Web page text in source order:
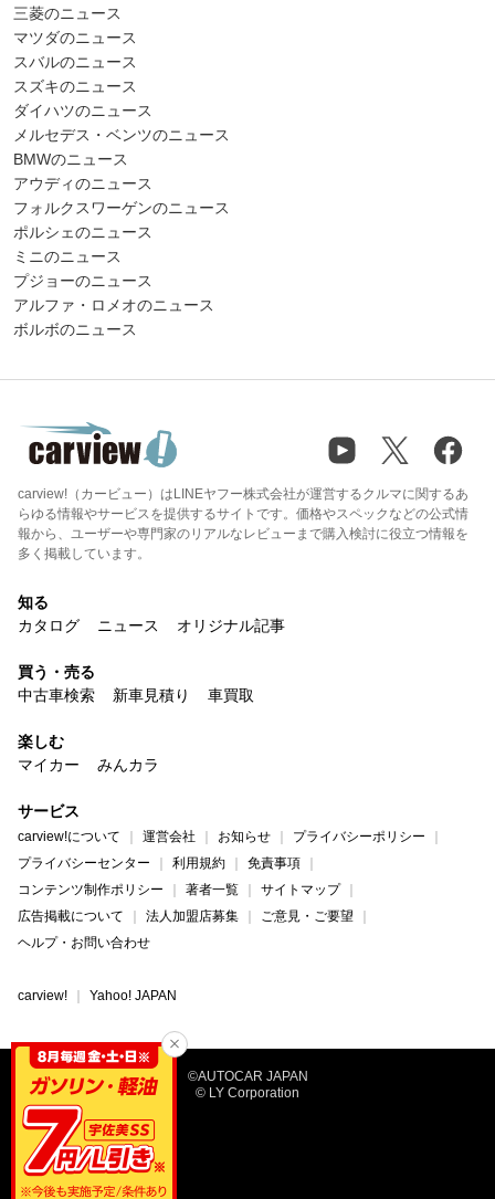
三菱のニュース
マツダのニュース
スバルのニュース
スズキのニュース
ダイハツのニュース
メルセデス・ベンツのニュース
BMWのニュース
アウディのニュース
フォルクスワーゲンのニュース
ポルシェのニュース
ミニのニュース
プジョーのニュース
アルファ・ロメオのニュース
ボルボのニュース
carview!（カービュー）はLINEヤフー株式会社が運営するクルマに関するあ
らゆる情報やサービスを提供するサイトです。価格やスペックなどの公式情
報から、ユーザーや専門家のリアルなレビューまで購入検討に役立つ情報を
多く掲載しています。
知る
カタログ
ニュース オリジナル記事
買う・売る
中古車検索
新車見積り 車買取
楽しむ
マイカー
みんカラ
サービス
carview!について 運営会社 お知らせ
プライバシーポリシー
プライバシーセンター
利用規約
免責事項
コンテンツ制作ポリシー
著者一覧
サイトマップ
広告掲載について
法人加盟店募集
ご意見・ご要望
ヘルプ・お問い合わせ
carview! Yahoo! JAPAN
©AUTOCAR JAPAN
© LY Corporation